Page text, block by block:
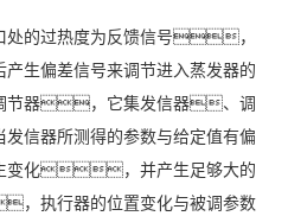
的过热度为反馈信号，
生偏差信号来调节进入蒸发器的
节器，它集发信器、调
信器所测得的参数与给定值有偏
变化，并产生足够大的
执行器的位置变化与被调参数